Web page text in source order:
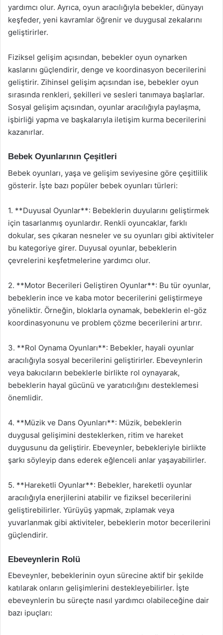
yardımcı olur. Ayrıca, oyun aracılığıyla bebekler, dünyayı
keşfeder, yeni kavramlar öğrenir ve duygusal zekalarını
geliştirirler.
Fiziksel gelişim açısından, bebekler oyun oynarken
kaslarını güçlendirir, denge ve koordinasyon becerilerini
geliştirir. Zihinsel gelişim açısından ise, bebekler oyun
sırasında renkleri, şekilleri ve sesleri tanımaya başlarlar.
Sosyal gelişim açısından, oyunlar aracılığıyla paylaşma,
işbirliği yapma ve başkalarıyla iletişim kurma becerilerini
kazanırlar.
Bebek Oyunlarının Çeşitleri
Bebek oyunları, yaşa ve gelişim seviyesine göre çeşitlilik
gösterir. İşte bazı popüler bebek oyunları türleri:
1. **Duyusal Oyunlar**: Bebeklerin duyularını geliştirmek
için tasarlanmış oyunlardır. Renkli oyuncaklar, farklı
dokular, ses çıkaran nesneler ve su oyunları gibi aktiviteler
bu kategoriye girer. Duyusal oyunlar, bebeklerin
çevrelerini keşfetmelerine yardımcı olur.
2. **Motor Becerileri Geliştiren Oyunlar**: Bu tür oyunlar,
bebeklerin ince ve kaba motor becerilerini geliştirmeye
yöneliktir. Örneğin, bloklarla oynamak, bebeklerin el-göz
koordinasyonunu ve problem çözme becerilerini artırır.
3. **Rol Oynama Oyunları**: Bebekler, hayali oyunlar
aracılığıyla sosyal becerilerini geliştirirler. Ebeveynlerin
veya bakıcıların bebeklerle birlikte rol oynayarak,
bebeklerin hayal gücünü ve yaratıcılığını desteklemesi
önemlidir.
4. **Müzik ve Dans Oyunları**: Müzik, bebeklerin
duygusal gelişimini desteklerken, ritim ve hareket
duygusunu da geliştirir. Ebeveynler, bebekleriyle birlikte
şarkı söyleyip dans ederek eğlenceli anlar yaşayabilirler.
5. **Hareketli Oyunlar**: Bebekler, hareketli oyunlar
aracılığıyla enerjilerini atabilir ve fiziksel becerilerini
geliştirebilirler. Yürüyüş yapmak, zıplamak veya
yuvarlanmak gibi aktiviteler, bebeklerin motor becerilerini
güçlendirir.
Ebeveynlerin Rolü
Ebeveynler, bebeklerinin oyun sürecine aktif bir şekilde
katılarak onların gelişimlerini destekleyebilirler. İşte
ebeveynlerin bu süreçte nasıl yardımcı olabileceğine dair
bazı ipuçları: